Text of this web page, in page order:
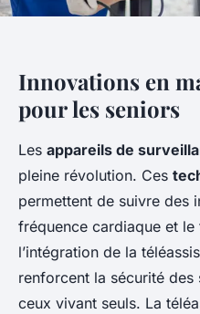
Innovations en
pour les seniors
Les appareils de
pleine révolution. Ces
permettent de suivre des
fréquence cardiaque et
l’intégration de la
renforcent la sécurité
ceux vivant seuls. La